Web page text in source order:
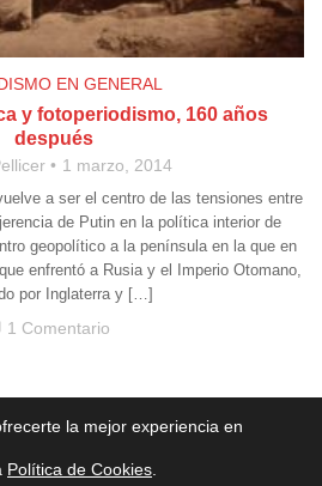
EN GENERAL
y fotoperiodismo, 160 años
después
1 marzo, 2014
a ser el centro de las tensiones entre
de Putin en la política interior de
geopolítico a la península en la que en
enfrentó a Rusia y el Imperio Otomano,
por Inglaterra y […]
1 Comentario
Privacidad·Política de Cookies
la mejor experiencia en
Política de Cookies